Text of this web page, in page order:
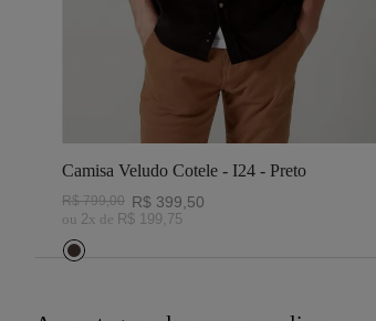
Camisa Veludo Cotele - I24 - Preto
R$ 799,00 R$ 399 50
ou 2x de R$ 199, 75